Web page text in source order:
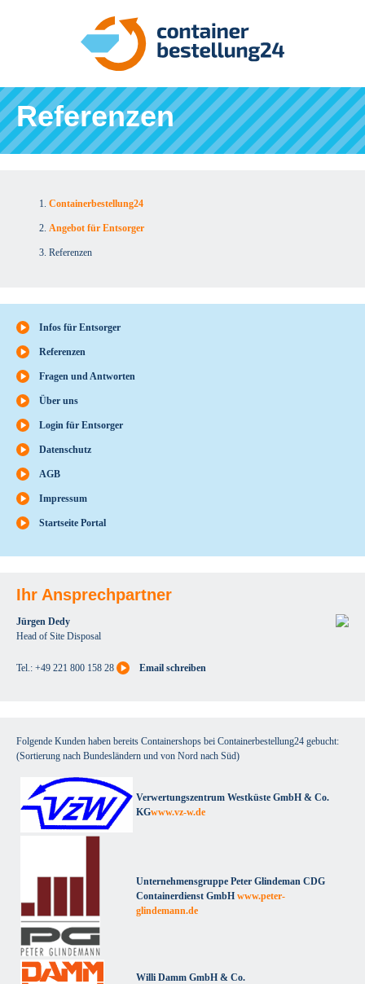
Referenzen
Containerbestellung24
Angebot für Entsorger
Referenzen
Infos für Entsorger
Referenzen
Fragen und Antworten
Über uns
Login für Entsorger
Datenschutz
AGB
Impressum
Startseite Portal
Ihr Ansprechpartner
Jürgen Dedy
Head of Site Disposal
Tel.: +49 221 800 158 28 Email schreiben
Folgende Kunden haben bereits Containershops bei Containerbestellung24 gebucht:
(Sortierung nach Bundesländern und von Nord nach Süd)
Verwertungszentrum Westküste GmbH & Co.
KGwww.vz-w.de
Unternehmensgruppe Peter Glindeman CDG
Containerdienst GmbH www.peter-
glindemann.de
Willi Damm GmbH & Co.